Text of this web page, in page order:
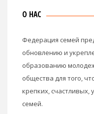
О НАС
Федерация семей
обновлению и
образованию
общества для того,
крепких,
семей.